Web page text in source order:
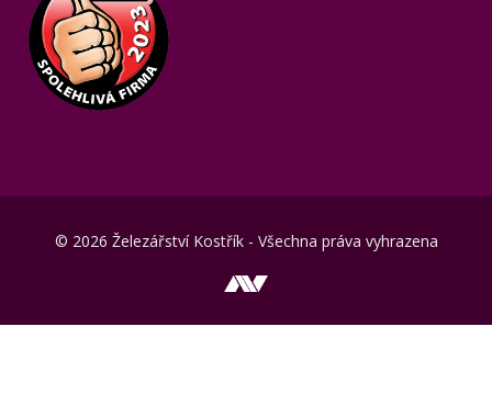
© 2026 Železářství Kostřík - Všechna práva vyhrazena